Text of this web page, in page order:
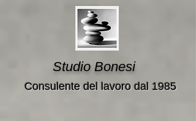
Studio Bonesi
Consulente del lavoro dal 1985